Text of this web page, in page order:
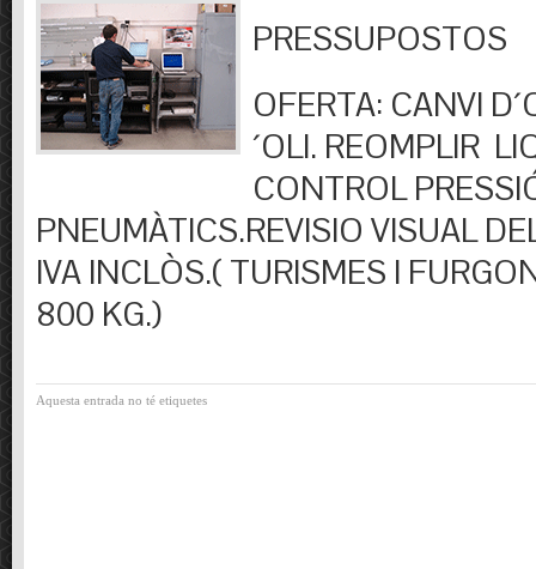
PRESSUPOSTOS
OFERTA: CANVI
´OLI. REOMPLIR
CONTROL
PNEUMÀTICS.REVISIO VISUAL
IVA INCLÒS.( TURISMES I
800 KG.)
Aquesta entrada no té etiquetes